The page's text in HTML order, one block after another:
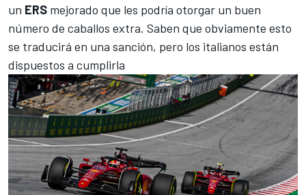
un ERS mejorado que les podría otorgar un buen
número de caballos extra. Saben que obviamente esto
se traducirá en una sanción, pero los italianos están
dispuestos a cumplirla